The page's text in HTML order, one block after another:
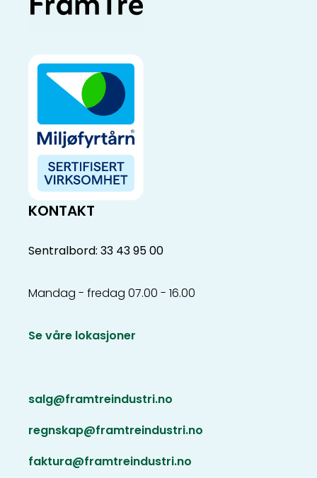
KONTAKT
Sentralbord: 33 43 95 00
Mandag - fredag 07.00 - 16.00
Se våre lokasjoner
salg@framtreindustri.no
regnskap@framtreindustri.no
faktura@framtreindustri.no